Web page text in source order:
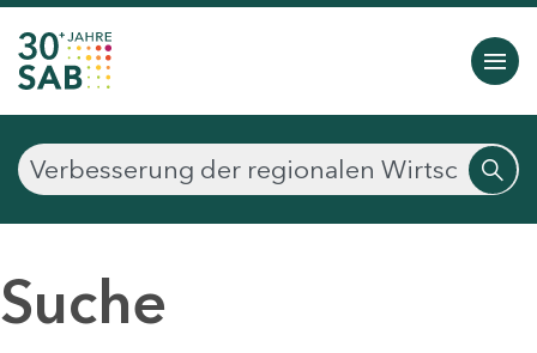
Suche